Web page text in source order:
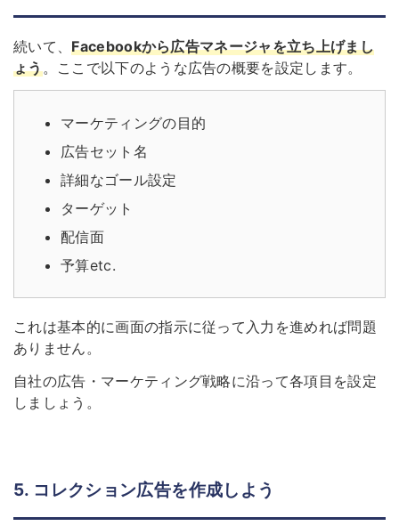
続いて、Facebookから広告マネージャを立ち上げまし
ょう。ここで以下のような広告の概要を設定します。
マーケティングの目的
広告セット名
詳細なゴール設定
ターゲット
配信面
予算etc.
これは基本的に画面の指示に従って入力を進めれば問題
ありません。
自社の広告・マーケティング戦略に沿って各項目を設定
しましょう。
5. コレクション広告を作成しよう